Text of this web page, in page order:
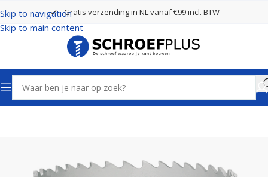
Skip to navigation
Skip to main content
Gratis verzending in NL vanaf €99 incl. BTW
Home Boren Gatenzagen